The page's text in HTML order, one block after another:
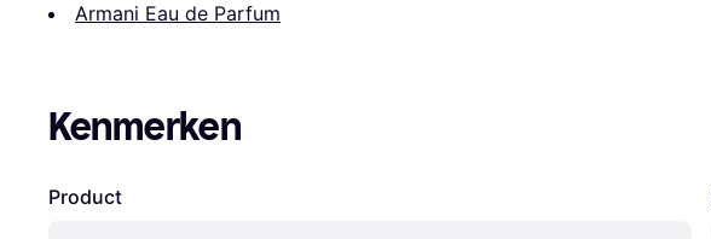
Armani Eau de Parfum
Kenmerken
Product